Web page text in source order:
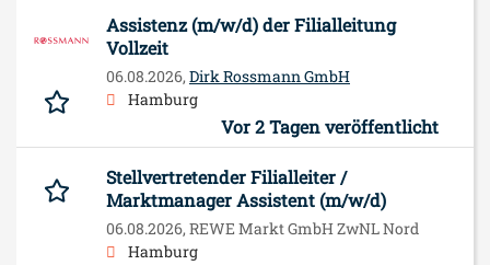
Assistenz (m/w/d) der Filialleitung
Vollzeit
06.08.2026, Dirk Rossmann GmbH
Hamburg
Vor 2 Tagen veröffentlicht
Stellvertretender Filialleiter /
Marktmanager Assistent (m/w/d)
06.08.2026, REWE Markt GmbH ZwNL Nord
Hamburg